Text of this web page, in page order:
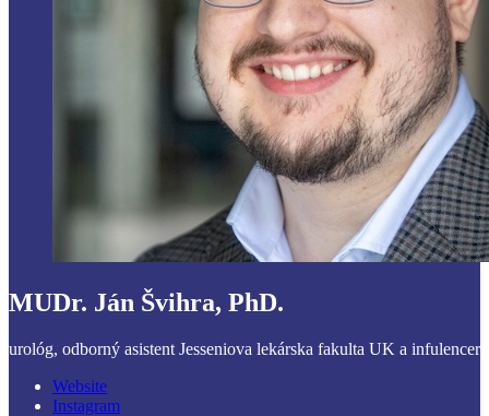
MUDr. Ján Švihra, PhD.
urológ, odborný asistent Jesseniova lekárska fakulta UK a infulencer
Website
Instagram